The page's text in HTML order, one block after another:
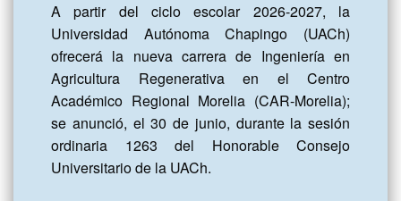
A partir del ciclo escolar 2026-2027, la
Universidad Autónoma Chapingo (UACh)
ofrecerá la nueva carrera de Ingeniería en
Agricultura Regenerativa en el Centro
Académico Regional Morelia (CAR-Morelia);
se anunció, el 30 de junio, durante la sesión
ordinaria 1263 del Honorable Consejo
Universitario de la UACh.